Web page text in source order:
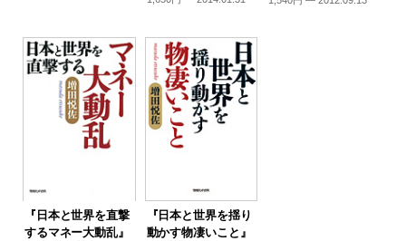
『日本と世界を直撃
するマネー大動乱』
『日本と世界を揺り
動かす物凄いこと』